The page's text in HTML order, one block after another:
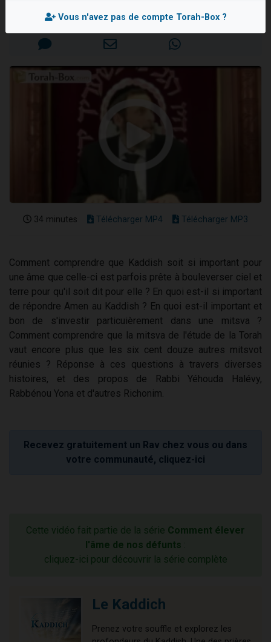
Malgorzata vient de donner son Maasser
Mis en ligne le Lundi 25 Mai 2015
34 minutes Télécharger MP4 Télécharger MP3
Comment comprendre que Kaddish soit si important pour
une âme que celle-ci est parfois prête à bouleverser ciel et
terre pour qu'il soit dit pour elle ? En quoi est-il si important
de répondre Amen au Kaddish ? En quoi est-il important et
bon de s'investir particuièrement dans une mitsva ?
Comment comprendre que la mitsva de l'étude de la Torah
vaut encore plus que les six cent douze autres mitsvot
réunies ? Réponse à ces questions à travers diverses
histoires, et des propos de Rabbi Yéhouda Halévy,
Rabbénou Yona et d'autres Richonim.
Recevez gratuitement un Rav chez vous ou dans
votre communauté, cliquez-ici
Cette vidéo fait partie de la série Comment élever
l'âme de nos défunts :
cliquez-ici pour découvrir la série complète
Le Kaddich
Prenez votre souffle et explorez les
Vous n'avez pas de compte Torah-Box ?